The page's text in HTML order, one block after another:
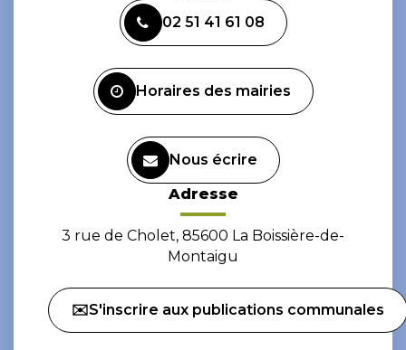
le
compte
le
compte
02 51 41 61 08
Horaires des mairies
Nous écrire
Adresse
3 rue de Cholet, 85600 La Boissière-de-
Montaigu
✉️S'inscrire aux publications communales